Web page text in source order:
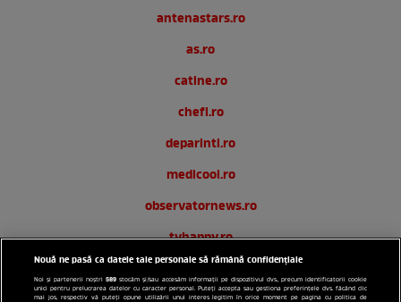
antenastars.ro
as.ro
catine.ro
chefi.ro
deparinti.ro
medicool.ro
observatornews.ro
tvhappy.ro
useit.ro
Nouă ne pasă ca datele tale personale să rămână confidențiale
Noi și partenerii noștri589 stocăm și/sau accesăm informații pe dispozitivul dvs., precum identificatorii cookie
unici pentru prelucrarea datelor cu caracter personal. Puteți accepta sau gestiona preferințele dvs. făcând clic
mai jos, respectiv vă puteți opune utilizării unui interes legitim în orice moment pe pagina cu politica de